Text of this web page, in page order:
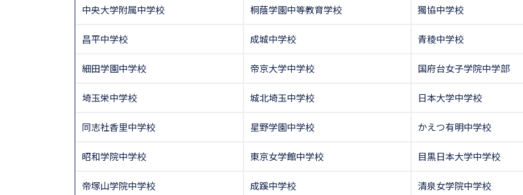
中央大学附属中学校 桐蔭学園中等教育学校 獨協中学校
昌平中学校 成城中学校 青稜中学校
細田学園中学校 帝京大学中学校 国府台女子学院中学部
埼玉栄中学校 城北埼玉中学校 日本大学中学校
同志社香里中学校 星野学園中学校 かえつ有明中学校
昭和学院中学校 東京女学館中学校 目黒日本大学中学校
帝塚山学院中学校 成蹊中学校 清泉女学院中学校